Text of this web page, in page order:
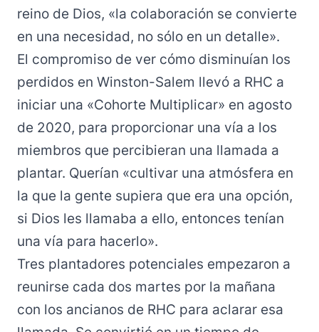
reino de Dios, «la colaboración se convierte
en una necesidad, no sólo en un detalle».
El compromiso de ver cómo disminuían los
perdidos en Winston-Salem llevó a RHC a
iniciar una «Cohorte Multiplicar» en agosto
de 2020, para proporcionar una vía a los
miembros que percibieran una llamada a
plantar. Querían «cultivar una atmósfera en
la que la gente supiera que era una opción,
si Dios les llamaba a ello, entonces tenían
una vía para hacerlo».
Tres plantadores potenciales empezaron a
reunirse cada dos martes por la mañana
con los ancianos de RHC para aclarar esa